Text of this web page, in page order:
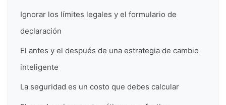
Ignorar los límites legales y el formulario de
declaración
El antes y el después de una estrategia de cambio
inteligente
La seguridad es un costo que debes calcular